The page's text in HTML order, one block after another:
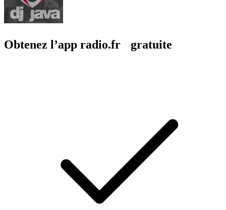
Obtenez l’app radio.fr gratuite